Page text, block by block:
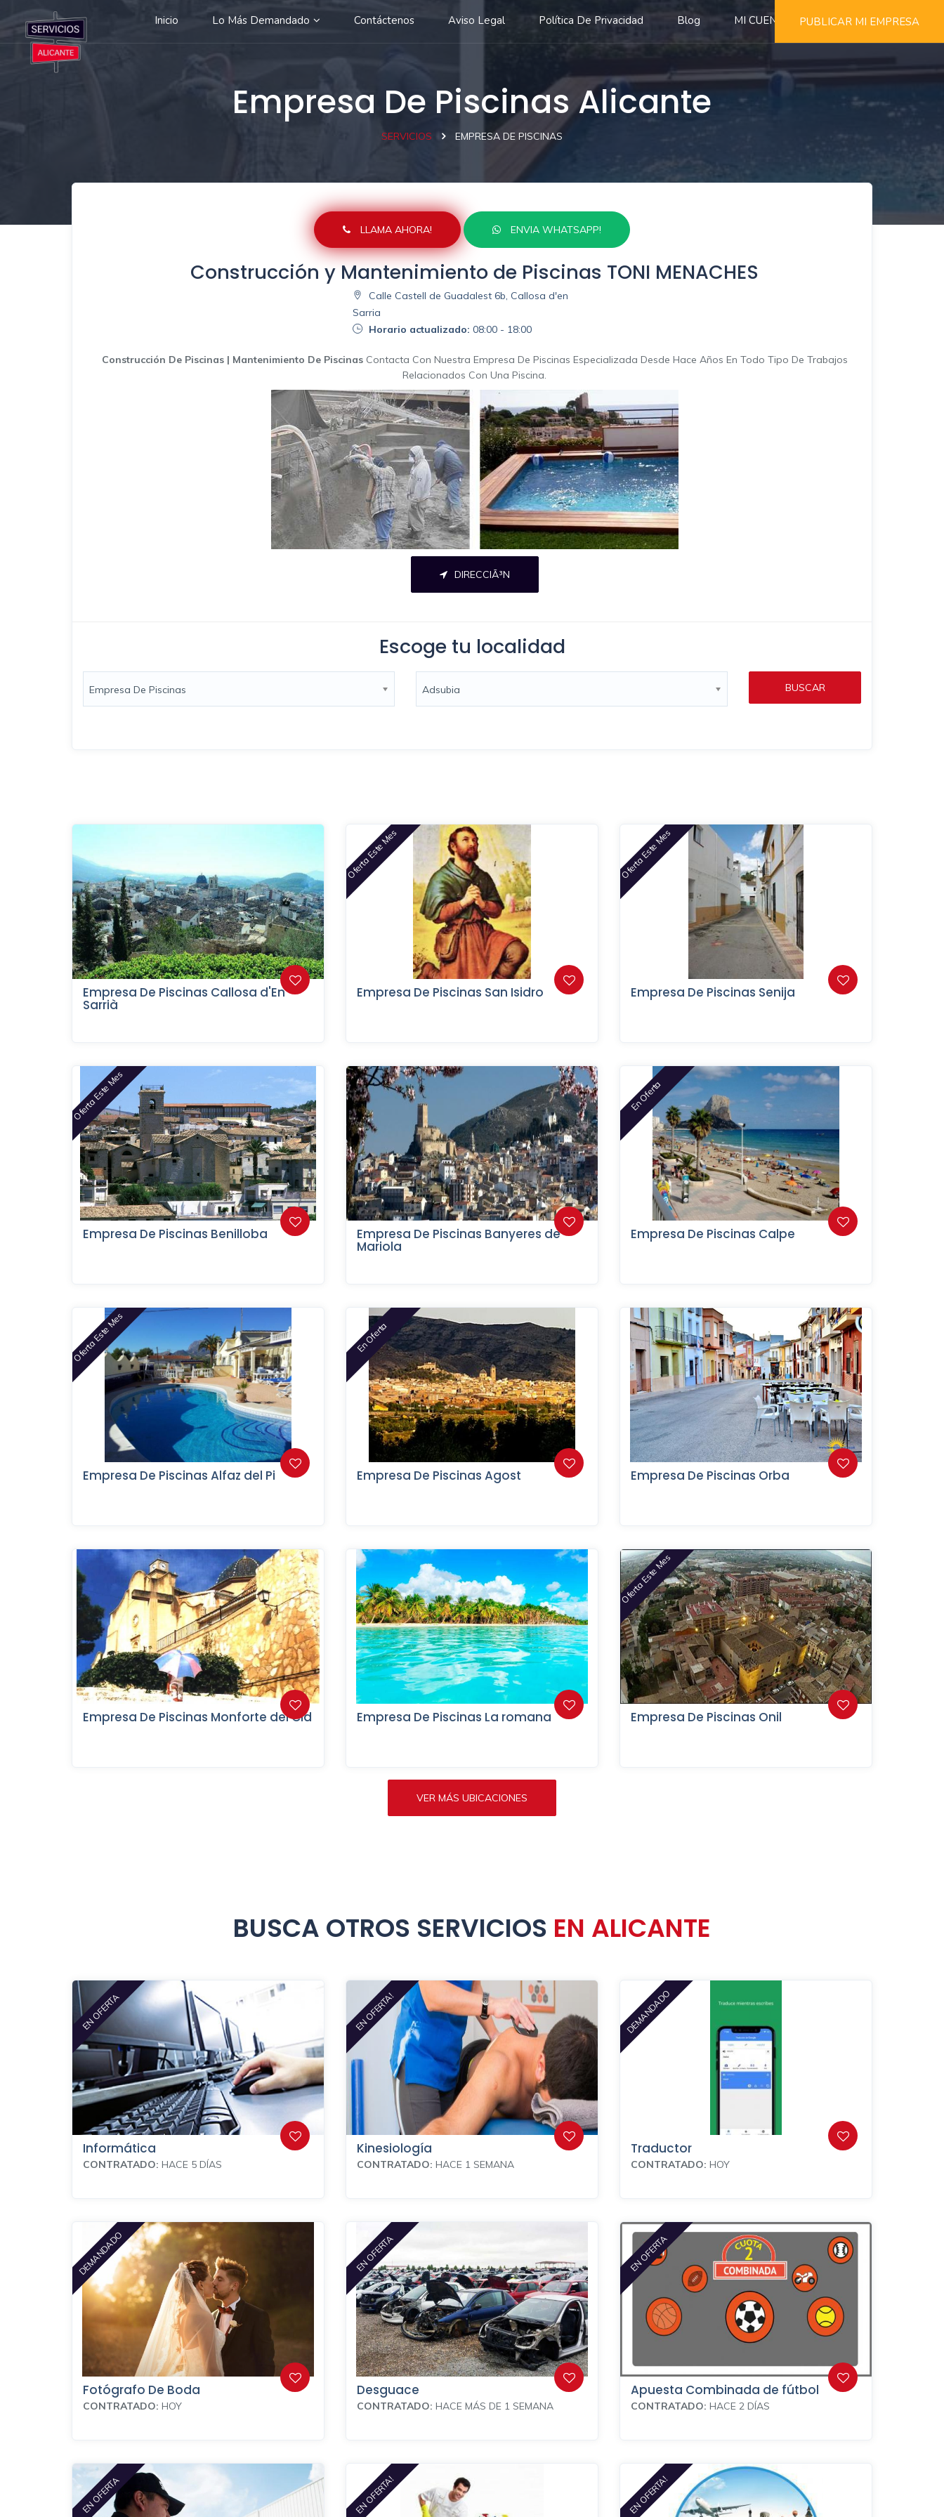
Inicio Lo Más Demandado Contáctenos Aviso Legal Política De Privacidad Blog MI CUENTA PUBLICAR MI EMPRESA
Empresa De Piscinas Alicante
SERVICIOS EMPRESA DE PISCINAS
LLAMA AHORA! ENVIA WHATSAPP!
Construcción y Mantenimiento de Piscinas TONI MENACHES
Calle Castell de Guadalest 6b, Callosa d'en
Sarria
Horario actualizado: 08:00 - 18:00
Construcción De Piscinas | Mantenimiento De PiscinasContacta Con Nuestra Empresa De Piscinas Especializada Desde Hace Años En Todo Tipo De Trabajos
Relacionados Con Una Piscina.
DIRECCIÃ³N
Escoge tu localidad
Empresa De Piscinas Adsubia BUSCAR
Empresa De Piscinas Callosa d'En
Sarrià
Oferta Este Mes
Empresa De Piscinas San Isidro
Oferta Este Mes
Empresa De Piscinas Senija
Oferta Este Mes
Empresa De Piscinas Benilloba Empresa De Piscinas Banyeres de
Mariola
En Oferta
Empresa De Piscinas Calpe
Oferta Este Mes
Empresa De Piscinas Alfaz del Pi
En Oferta
Empresa De Piscinas Agost Empresa De Piscinas Orba
Empresa De Piscinas Monforte del Cid Empresa De Piscinas La romana
Oferta Este Mes
Empresa De Piscinas Onil
VER MÁS UBICACIONES
BUSCA OTROS SERVICIOS EN ALICANTE
EN OFERTA
Informática
CONTRATADO: HACE 5 DÍAS
EN OFERTA!
Kinesiología
CONTRATADO: HACE 1 SEMANA
DEMANDADO
Traductor
CONTRATADO: HOY
DEMANDADO
Fotógrafo De Boda
CONTRATADO: HOY
EN OFERTA
Desguace
CONTRATADO: HACE MÁS DE 1 SEMANA
EN OFERTA
Apuesta Combinada de fútbol
CONTRATADO: HACE 2 DÍAS
EN OFERTA EN OFERTA! EN OFERTA!